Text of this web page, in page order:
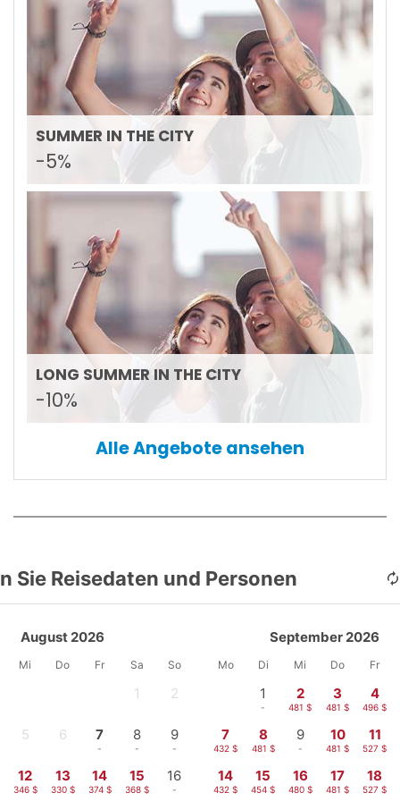
SUMMER IN THE CITY
-5%
LONG SUMMER IN THE CITY
-10%
Alle Angebote ansehen
Sie Reisedaten und Personen
August 2026
Mi Do Fr Sa So
1 2
5 6 7
-
8
-
9
-
12
346 $
13
330 $
14
374 $
15
368 $
16
-
September 2026
Mo Di Mi Do Fr
1
-
2
481 $
3
481 $
4
496 $
7
432 $
8
481 $
9
-
10
481 $
11
527 $
14
432 $
15
454 $
16
480 $
17
481 $
18
527 $